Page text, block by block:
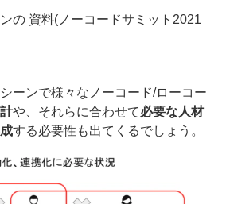
の 資料(ノーコードサミット2021
ーンで様々なノーコード/ローコー
や、それらに合わせて必要な人材
する必要性も出てくるでしょう。